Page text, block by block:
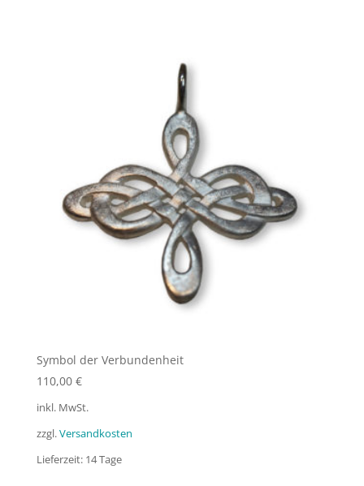
Symbol der Verbundenheit
110,00 €
inkl. MwSt.
zzgl.Versandkosten
Lieferzeit: 14 Tage